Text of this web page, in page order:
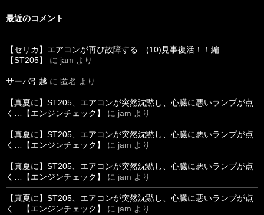
最近のコメント
【セリカ】エアコンが再び故障する…(10)見事復活！！編
【ST205】
に jam より
サーバ引越 に 匿名 より
【真夏に】ST205、エアコンが突然沈黙し、心臓に悪いランプが点
く…【エンジンチェック】
に jam より
【真夏に】ST205、エアコンが突然沈黙し、心臓に悪いランプが点
く…【エンジンチェック】
に jam より
【真夏に】ST205、エアコンが突然沈黙し、心臓に悪いランプが点
く…【エンジンチェック】
に jam より
【真夏に】ST205、エアコンが突然沈黙し、心臓に悪いランプが点
く…【エンジンチェック】
に jam より